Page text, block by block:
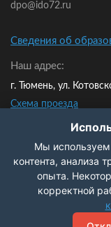
dpo@ido72.ru
Сведения об
Наш адрес:
г. Тюмень, ул.
Схема проезда
Мы в контакте:
Политика
©
Разработка и
Мы
контента, анализа
опыта.
корректной